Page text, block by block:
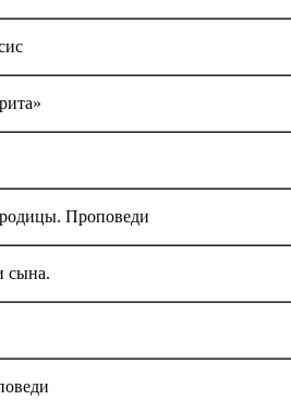
Проповеди
сына.